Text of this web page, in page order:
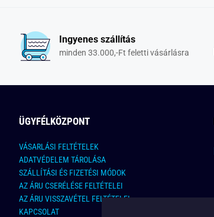
Ingyenes szállítás
minden 33.000,-Ft feletti vásárlásra
ÜGYFÉLKÖZPONT
VÁSARLÁSI FELTÉTELEK
ADATVÉDELEM TÁROLÁSA
SZÁLLÍTÁSI ÉS FIZETÉSI MÓDOK
AZ ÁRU CSERÉLÉSE FELTÉTELEI
AZ ÁRU VISSZAVÉTEL FELTÉTELEI
KAPCSOLAT